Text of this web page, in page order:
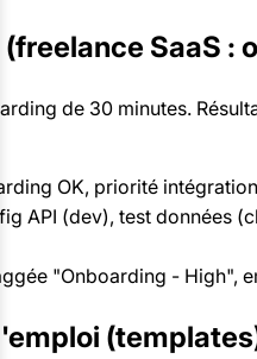
SaaS :
de 30 minutes.
OK, priorité
API (dev), test données
"Onboarding - High",